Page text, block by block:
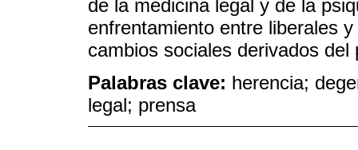
de la medicina legal y de la
enfrentamiento entre liberales
cambios sociales derivados
Palabras clave: herencia;
legal; prensa